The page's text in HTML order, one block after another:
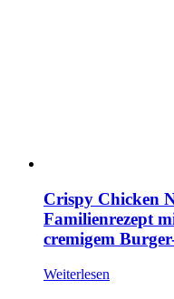
Crispy Chicken
Familienrezept
cremigem
Weiterlesen